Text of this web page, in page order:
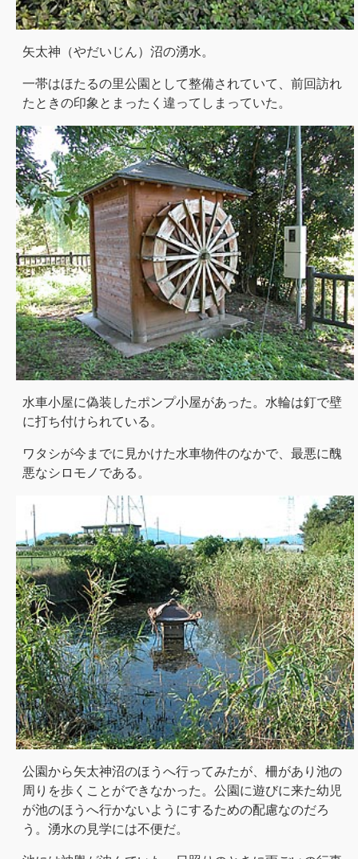
矢太神（やだいじん）沼の湧水。
一帯はほたるの里公園として整備されていて、前回訪れ
たときの印象とまったく違ってしまっていた。
水車小屋に偽装したポンプ小屋があった。水輪は釘で壁
に打ち付けられている。
ワタシが今までに見かけた水車物件のなかで、最悪に醜
悪なシロモノである。
公園から矢太神沼のほうへ行ってみたが、柵があり池の
周りを歩くことができなかった。公園に遊びに来た幼児
が池のほうへ行かないようにするための配慮なのだろ
う。湧水の見学には不便だ。